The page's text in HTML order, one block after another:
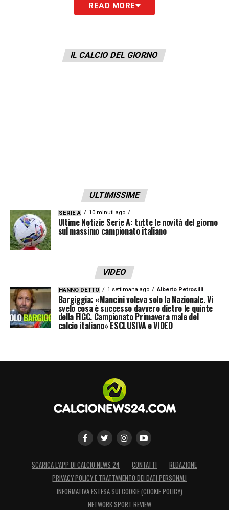
READ MORE
IL CALCIO DEL GIORNO
ULTIMISSIME
SERIE A 10 minuti ago
Ultime Notizie Serie A: tutte le novità del giorno
sul massimo campionato italiano
VIDEO
HANNO DETTO 1 settimana ago Alberto Petrosilli
Bargiggia: «Mancini voleva solo la Nazionale. Vi
svelo cosa è successo davvero dietro le quinte
della FIGC. Campionato Primavera male del
calcio italiano» ESCLUSIVA e VIDEO
SCARICA L’APP DI CALCIO NEWS 24 CONTATTI
REDAZIONE
PRIVACY POLICY E TRATTAMENTO DEI DATI PERSONALI
INFORMATIVA ESTESA SUI COOKIE (COOKIE POLICY)
NETWORK SPORT REVIEW